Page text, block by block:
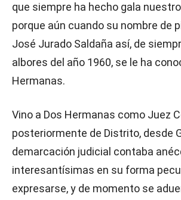
que siempre ha hecho gala
porque aún cuando su nombre de
José Jurado Saldaña así, de
albores del año 1960, se le ha
Hermanas.
Vino a Dos Hermanas como Juez
posteriormente de Distrito, desde
demarcación judicial contaba
interesantísimas en su forma
expresarse, y de momento se